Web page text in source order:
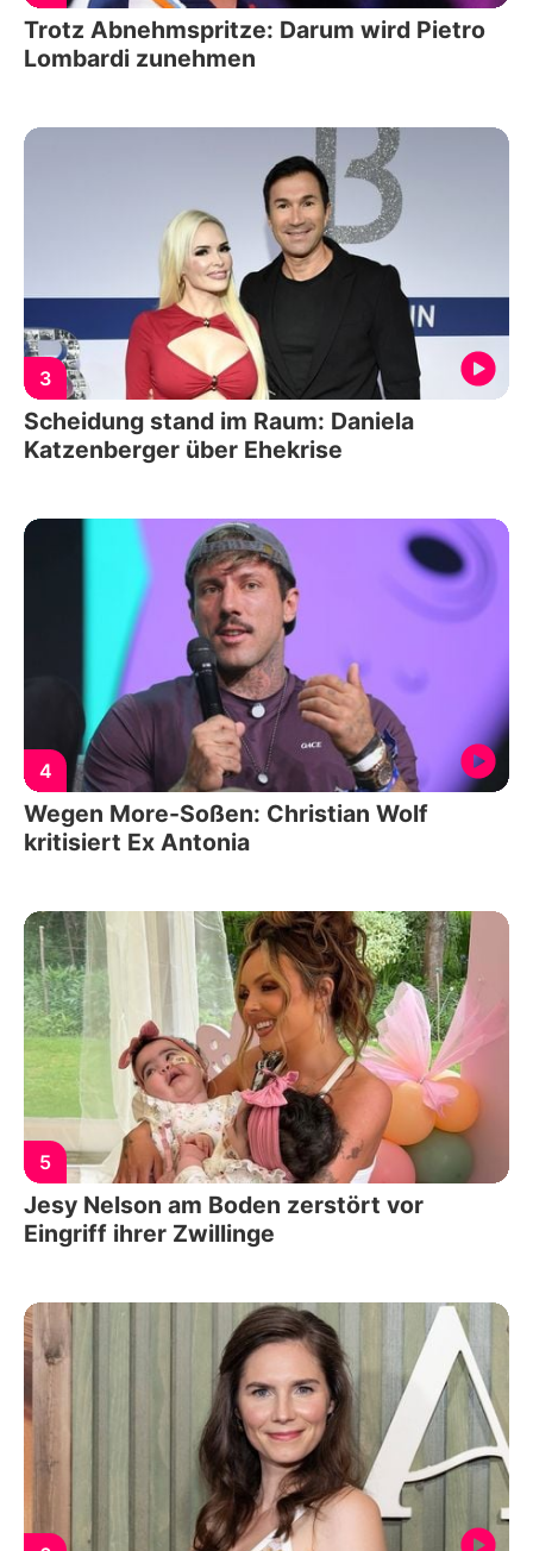
Trotz Abnehmspritze: Darum wird Pietro
Lombardi zunehmen
3
Scheidung stand im Raum: Daniela
Katzenberger über Ehekrise
4
Wegen More-Soßen: Christian Wolf
kritisiert Ex Antonia
5
Jesy Nelson am Boden zerstört vor
Eingriff ihrer Zwillinge